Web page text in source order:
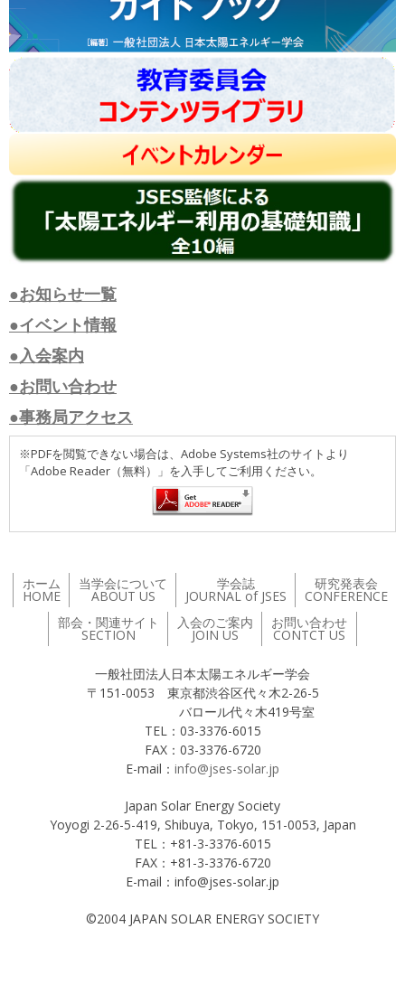
●お知らせ一覧
●イベント情報
●入会案内
●お問い合わせ
●事務局アクセス
※PDFを閲覧できない場合は、Adobe Systems社のサイトより
「Adobe Reader（無料）」を入手してご利用ください。
ホーム
HOME
当学会について
ABOUT US
学会誌
JOURNAL of JSES
研究発表会
CONFERENCE
部会・関連サイト
SECTION
入会のご案内
JOIN US
お問い合わせ
CONTCT US
一般社団法人日本太陽エネルギー学会
〒151-0053 東京都渋谷区代々木2-26-5
バロール代々木419号室
TEL：03-3376-6015
FAX：03-3376-6720
E-mail： info@jses-solar.jp
Japan Solar Energy Society
Yoyogi 2-26-5-419, Shibuya, Tokyo, 151-0053, Japan
TEL：+81-3-3376-6015
FAX：+81-3-3376-6720
E-mail：info@jses-solar.jp
©2004 JAPAN SOLAR ENERGY SOCIETY